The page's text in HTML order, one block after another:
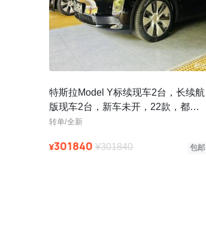
特斯拉Model Y标续现车2台，长续航
版现车2台，新车未开，22款，都是
几公里的新车，手续齐全，涨
转单/全新
¥301840 ¥301840 包邮